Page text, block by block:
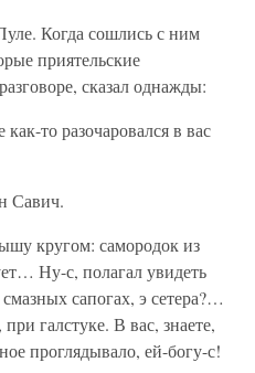
Когда сошлись с ним
приятельские
сказал однажды:
то разочаровался в вас
Савич.
кругом: самородок из
Ну-с, полагал увидеть
сапогах, э сетера?…
галстуке. В вас, знаете,
проглядывало, ей-богу-с!